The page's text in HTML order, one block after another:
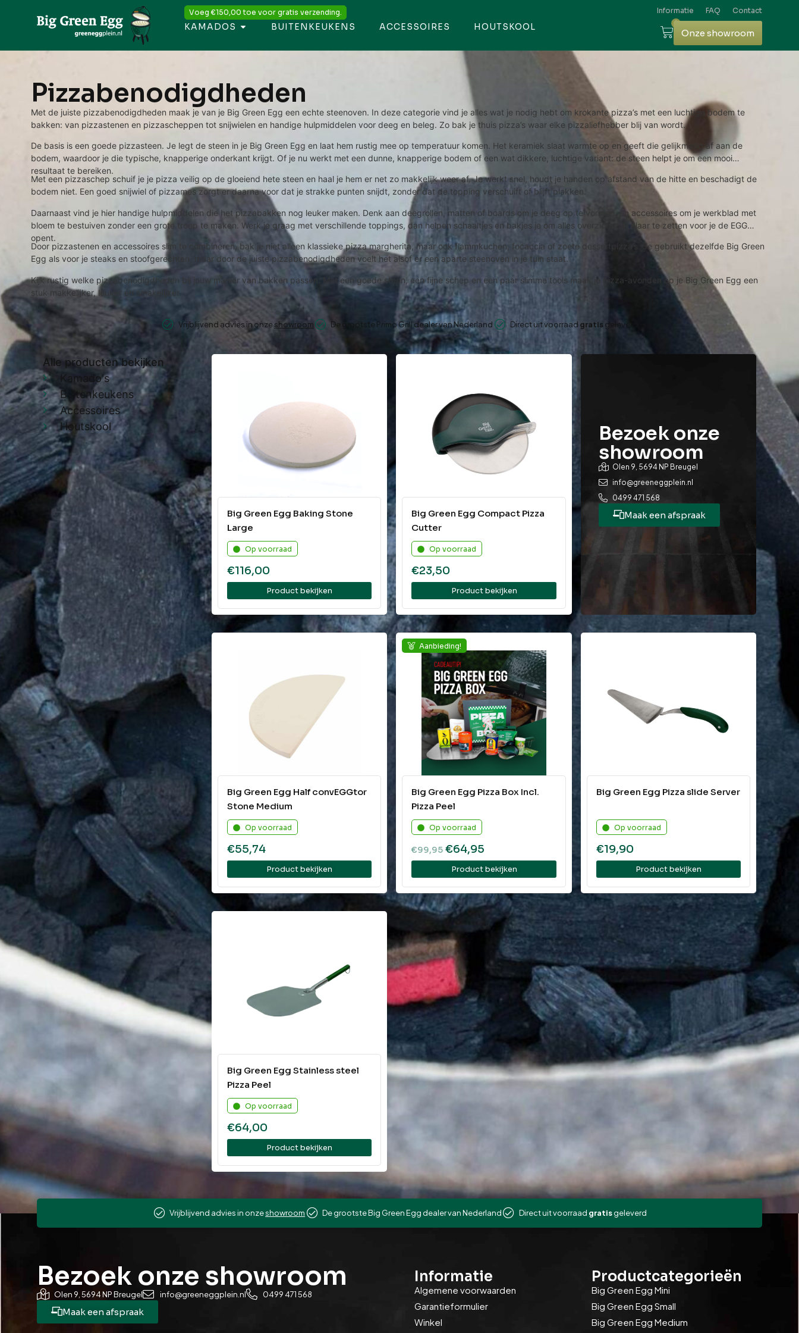
Voeg€150,00 toe voor gratis verzending. Informatie FAQ Contact
KAMADOS BUITENKEUKENS ACCESSOIRES HOUTSKOOL 0
Onze showroom
Pizzabenodigdheden
Met de juiste pizzabenodigdheden maak je van je Big Green Egg een echte steenoven. In deze categorie vind je alles wat je nodig hebt om krokante pizza’s met een luchtige bodem te
bakken: van pizzastenen en pizzascheppen tot snijwielen en handige hulpmiddelen voor deeg en beleg. Zo bak je thuis pizza’s waar elke pizzaliefhebber blij van wordt.
De basis is een goede pizzasteen. Je legt de steen in je Big Green Egg en laat hem rustig mee op temperatuur komen. Het keramiek slaat warmte op en geeft die gelijkmatig af aan de
bodem, waardoor je die typische, knapperige onderkant krijgt. Of je nu werkt met een dunne, knapperige bodem of een wat dikkere, luchtige variant: de steen helpt je om een mooi
resultaat te bereiken.
Met een pizzaschep schuif je je pizza veilig op de gloeiend hete steen en haal je hem er net zo makkelijk weer af. Je werkt snel, houdt je handen op afstand van de hitte en beschadigt de
bodem niet. Een goed snijwiel of pizzames zorgt er daarna voor dat je strakke punten snijdt, zonder dat de topping verschuift of blijft plakken.
Daarnaast vind je hier handige hulpmiddelen die het pizzabakken nog leuker maken. Denk aan deegrollen, matten of boards om je deeg op te vormen, en accessoires om je werkblad met
bloem te bestuiven zonder een grote troep te maken. Werk je graag met verschillende toppings, dan helpen schaaltjes en bakjes je om alles overzichtelijk klaar te zetten voor je de EGG
opent.
Door pizzastenen en accessoires slim te combineren, bak je niet alleen klassieke pizza margherita, maar ook flammkuchen, focaccia of zoete dessertpizza’s. Je gebruikt dezelfde Big Green
Egg als voor je steaks en stoofgerechten, maar door de juiste pizzabenodigdheden voelt het alsof er een aparte steenoven in je tuin staat.
Kijk rustig welke pizzabenodigdheden bij jouw manier van bakken passen. Met een goede steen, een fijne schep en een paar slimme tools maak je pizza-avonden op je Big Green Egg een
stuk makkelijker, leuker én smakelijker.
Vrijblijvend advies in onzeshowroom De grootste Primo Grill dealer van Nederland Direct uit voorraad gratis geleverd
Alle producten bekijken
Kamado's
Buitenkeukens
Accessoires
Houtskool
Big Green Egg Baking Stone
Large
Op voorraad
€116,00
Product bekijken
Big Green Egg Compact Pizza
Cutter
Op voorraad
€23,50
Product bekijken
Bezoek onze
showroom
Olen 9, 5694 NP Breugel
info@greeneggplein.nl
0499 471 568
Maak een afspraak
Big Green Egg Half convEGGtor
Stone Medium
Op voorraad
€55,74
Product bekijken
Aanbieding!
Big Green Egg Pizza Box Incl.
Pizza Peel
Op voorraad
€99,95 €64,95
Product bekijken
Big Green Egg Pizza slide Server
Op voorraad
€19,90
Product bekijken
Big Green Egg Stainless steel
Pizza Peel
Op voorraad
€64,00
Product bekijken
Vrijblijvend advies in onzeshowroom De grootste Big Green Egg dealer van Nederland Direct uit voorraad gratisgeleverd
Bezoek onze showroom
Olen 9, 5694 NP Breugel info@greeneggplein.nl 0499 471 568
Maak een afspraak
Informatie
Algemene voorwaarden
Garantieformulier
Winkel
Productcategorieën
Big Green Egg Mini
Big Green Egg Small
Big Green Egg Medium